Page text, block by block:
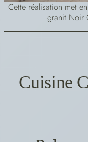
Cette réalisation met
granit Noir
Cuisine